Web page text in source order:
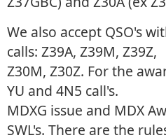
We also accept QSO's
calls: Z39A, Z39M, Z39Z,
Z30M, Z30Z. For the
YU and 4N5 call's.
MDXG issue and MDX
SWL's. There are the